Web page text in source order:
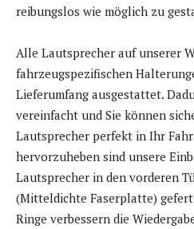
reibungslos wie möglich zu
Alle Lautsprecher auf unserer
fahrzeugspezifischen
Lieferumfang ausgestattet.
vereinfacht und Sie können
Lautsprecher perfekt in Ihr
hervorzuheben sind unsere
Lautsprecher in den vorderen
(Mitteldichte Faserplatte)
Ringe verbessern die